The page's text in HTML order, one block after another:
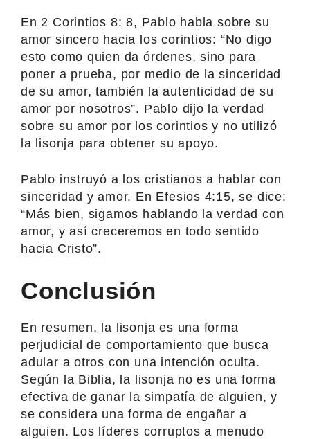
En 2 Corintios 8: 8, Pablo habla sobre su
amor sincero hacia los corintios: “No digo
esto como quien da órdenes, sino para
poner a prueba, por medio de la sinceridad
de su amor, también la autenticidad de su
amor por nosotros”. Pablo dijo la verdad
sobre su amor por los corintios y no utilizó
la lisonja para obtener su apoyo.
Pablo instruyó a los cristianos a hablar con
sinceridad y amor. En Efesios 4:15, se dice:
“Más bien, sigamos hablando la verdad con
amor, y así creceremos en todo sentido
hacia Cristo”.
Conclusión
En resumen, la lisonja es una forma
perjudicial de comportamiento que busca
adular a otros con una intención oculta.
Según la Biblia, la lisonja no es una forma
efectiva de ganar la simpatía de alguien, y
se considera una forma de engañar a
alguien. Los líderes corruptos a menudo